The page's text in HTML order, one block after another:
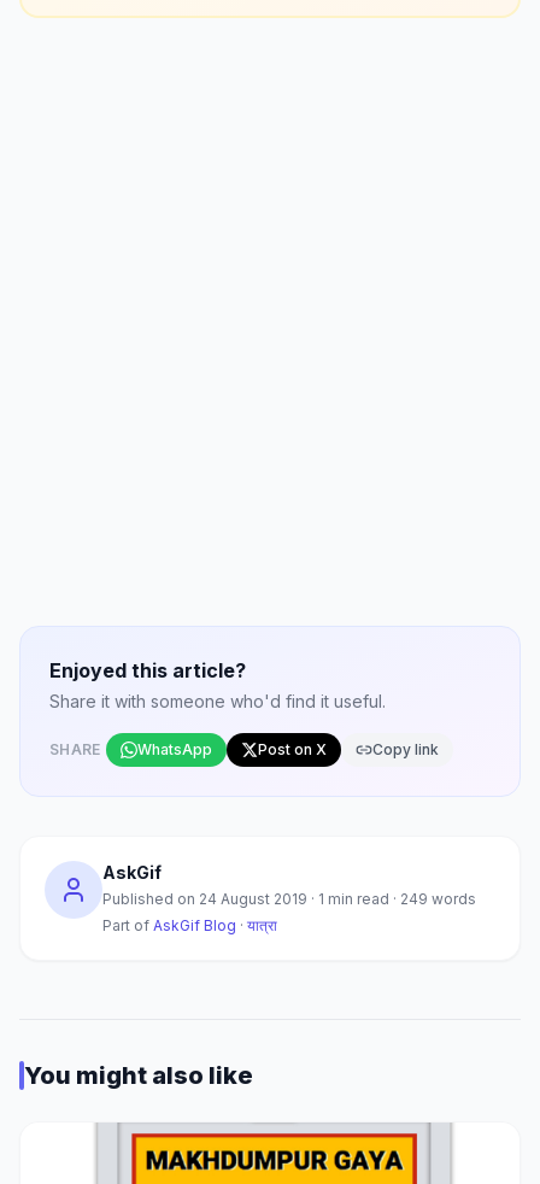
Enjoyed this article?
Share it with someone who'd find it useful.
SHARE WhatsApp Post on X Copy link
AskGif
Published on 24 August 2019 · 1 min read · 249 words
Part of AskGif Blog · यात्रा
You might also like